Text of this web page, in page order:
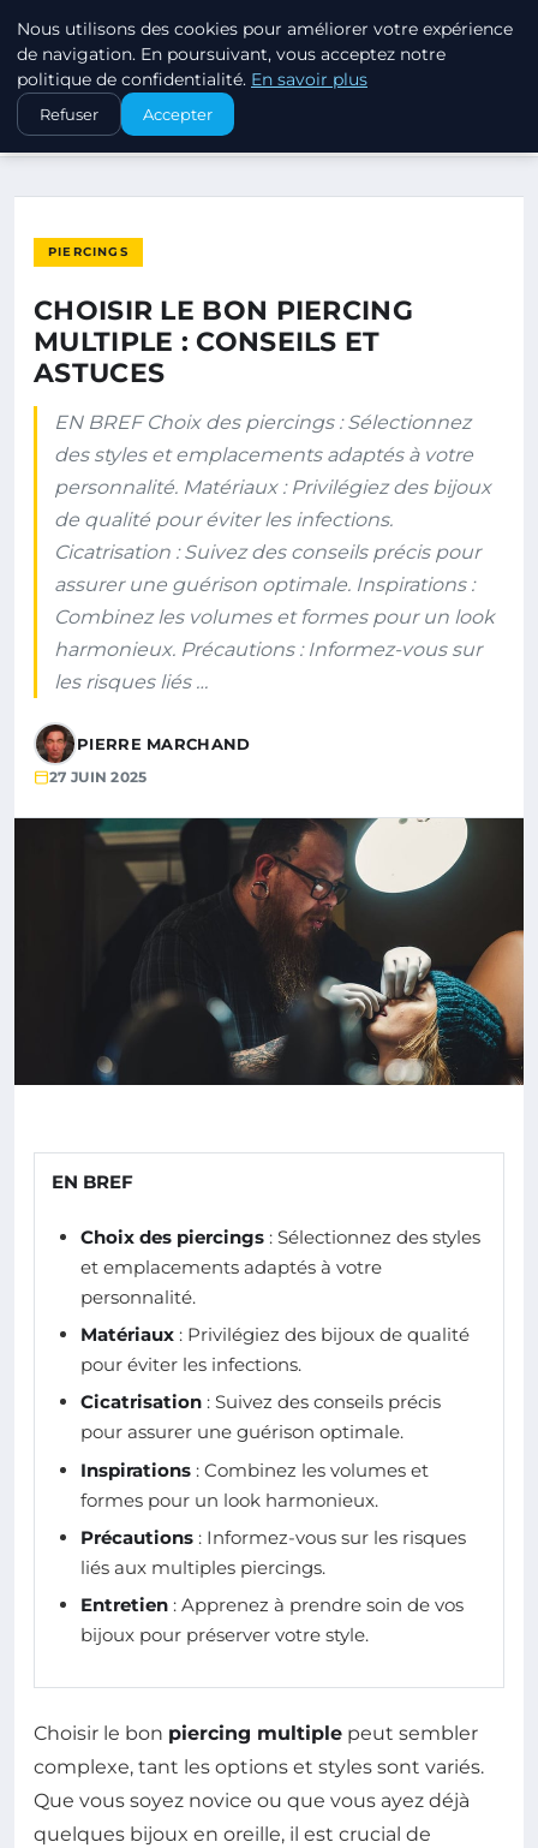
PIERCINGS ET PLUGS
ACCUEIL
PIERCINGS
CHOISIR LE BON PIERCING MULTIPLE : CONSEILS ET ASTUCES
PIERCINGS
CHOISIR LE BON PIERCING
MULTIPLE : CONSEILS ET
ASTUCES
EN BREF Choix des piercings : Sélectionnez
des styles et emplacements adaptés à votre
personnalité. Matériaux : Privilégiez des bijoux
de qualité pour éviter les infections.
Cicatrisation : Suivez des conseils précis pour
assurer une guérison optimale. Inspirations :
Combinez les volumes et formes pour un look
harmonieux. Précautions : Informez-vous sur
les risques liés …
PIERRE MARCHAND
27 JUIN 2025
EN BREF
Choix des piercings : Sélectionnez des styles
et emplacements adaptés à votre
personnalité.
Matériaux : Privilégiez des bijoux de qualité
pour éviter les infections.
Cicatrisation : Suivez des conseils précis
pour assurer une guérison optimale.
Inspirations : Combinez les volumes et
formes pour un look harmonieux.
Précautions : Informez-vous sur les risques
liés aux multiples piercings.
Entretien : Apprenez à prendre soin de vos
bijoux pour préserver votre style.
Choisir le bon piercing multiple peut sembler
complexe, tant les options et styles sont variés.
Que vous soyez novice ou que vous ayez déjà
quelques bijoux en oreille, il est crucial de
Nous utilisons des cookies pour améliorer votre expérience
de navigation. En poursuivant, vous acceptez notre
politique de confidentialité. En savoir plus
Refuser Accepter